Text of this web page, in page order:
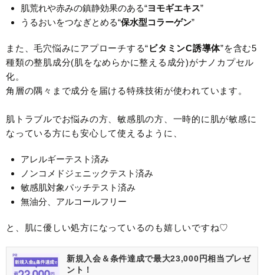
肌荒れや赤みの鎮静効果のある“ヨモギエキス”
うるおいをつなぎとめる“保水型コラーゲン”
また、毛穴悩みにアプローチする“ビタミンC誘導体”を含む5
種類の整肌成分(肌をなめらかに整える成分)がナノカプセル
化。
角層の隅々まで成分を届ける特殊技術が使われています。
肌トラブルでお悩みの方、敏感肌の方、一時的に肌が敏感に
なっている方にも安心して使えるように、
アレルギーテスト済み
ノンコメドジェニックテスト済み
敏感肌対象パッチテスト済み
無油分、アルコールフリー
と、肌に優しい処方になっているのも嬉しいですね♡
新規入会＆条件達成で最大23,000円相当プレゼ
ント！